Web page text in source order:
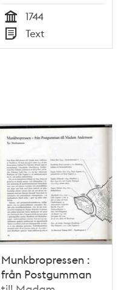
Tid
1744
Typ
Text
Munkbropressen :
från Postgumman